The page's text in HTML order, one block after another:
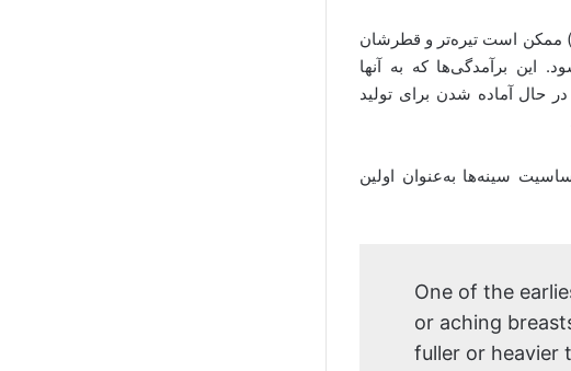
ممکن است تیره‌تر و قطرشان
این برآمدگی‌ها که به آنها
حال آماده شدن برای تولید
سینه‌ها به‌عنوان اولین
One of the
or aching
fuller or heavier